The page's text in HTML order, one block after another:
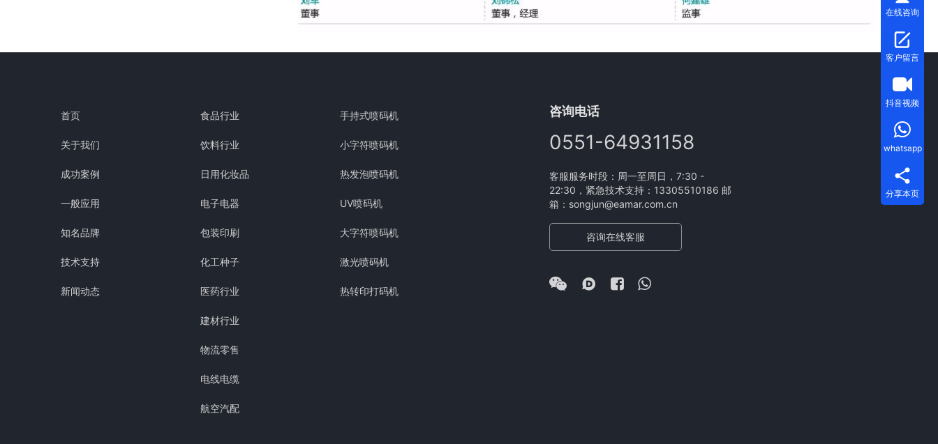
首页
关于我们
成功案例
一般应用
知名品牌
技术支持
新闻动态
食品行业
饮料行业
日用化妆品
电子电器
包装印刷
化工种子
医药行业
建材行业
物流零售
电线电缆
航空汽配
手持式喷码机
小字符喷码机
热发泡喷码机
UV喷码机
大字符喷码机
激光喷码机
热转印打码机
咨询电话
0551-64931158
客服服务时段：周一至周日，7:30 -
22:30，紧急技术支持：13305510186 邮
箱：songjun@eamar.com.cn
咨询在线客服
在线咨询
客户留言
抖音视频
whatsapp
分享本页